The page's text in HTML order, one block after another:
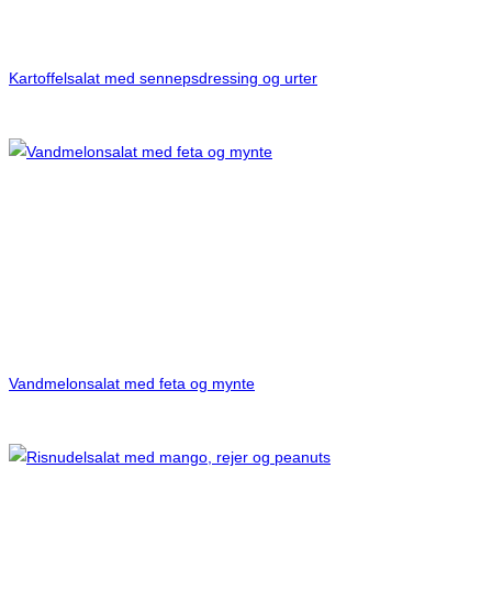
Kartoffelsalat med sennepsdressing og urter
Vandmelonsalat med feta og mynte